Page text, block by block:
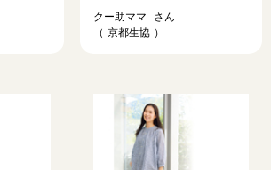
クー助ママ
京都生協